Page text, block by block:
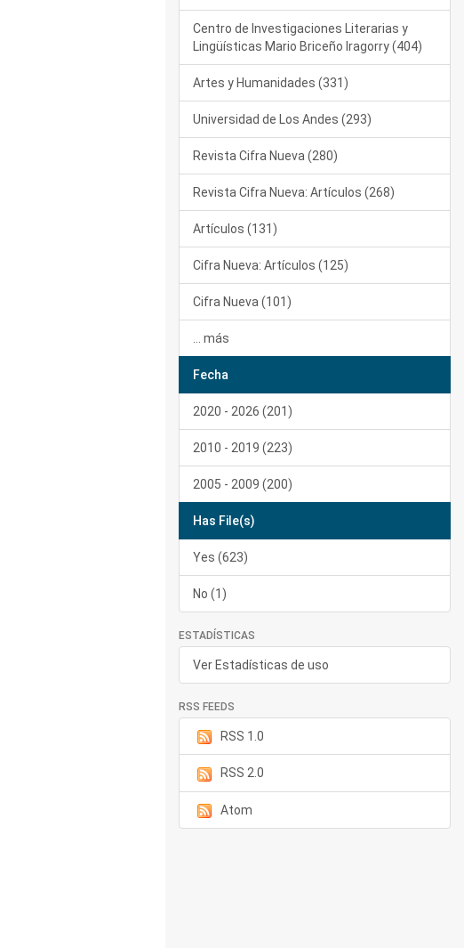
Centro de Investigaciones Literarias y
Lingüísticas Mario Briceño Iragorry (404)
Artes y Humanidades (331)
Universidad de Los Andes (293)
Revista Cifra Nueva (280)
Revista Cifra Nueva: Artículos (268)
Artículos (131)
Cifra Nueva: Artículos (125)
Cifra Nueva (101)
... más
Fecha
2020 - 2026 (201)
2010 - 2019 (223)
2005 - 2009 (200)
Has File(s)
Yes (623)
No (1)
ESTADÍSTICAS
Ver Estadísticas de uso
RSS FEEDS
RSS 1.0
RSS 2.0
Atom